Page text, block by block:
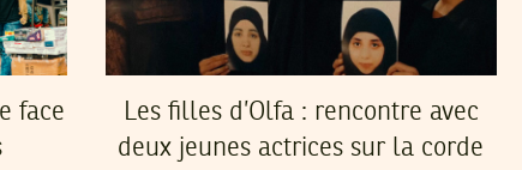
face
Les filles d’Olfa : rencontre avec
deux jeunes actrices sur la corde